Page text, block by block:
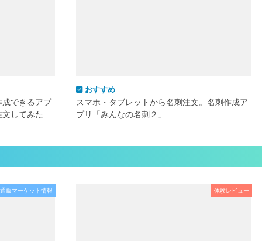
できるアプ
してみた
おすすめ
スマホ・タブレットから名刺注文。名刺作成ア
プリ「みんなの名刺２」
販マーケット情報 体験レビュー